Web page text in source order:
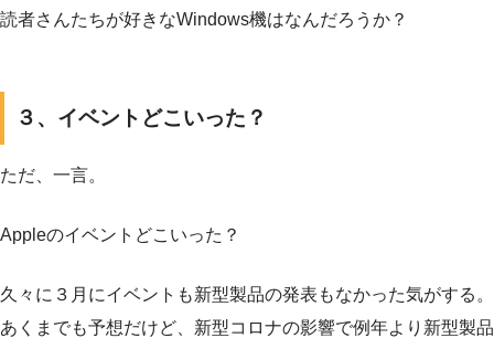
読者さんたちが好きなWindows機はなんだろうか？
３、イベントどこいった？
ただ、一言。
Appleのイベントどこいった？
久々に３月にイベントも新型製品の発表もなかった気がする。
あくまでも予想だけど、新型コロナの影響で例年より新型製品